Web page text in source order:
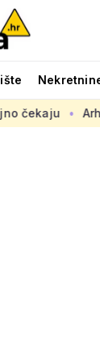
Arhitektura